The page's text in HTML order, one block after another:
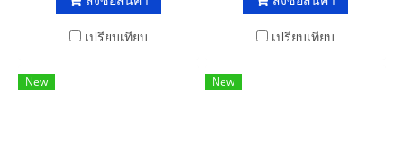
เปรียบเทียบ เปรียบเทียบ
New New